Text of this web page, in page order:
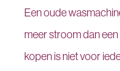
Een oude
meer stroom dan
kopen is niet voor